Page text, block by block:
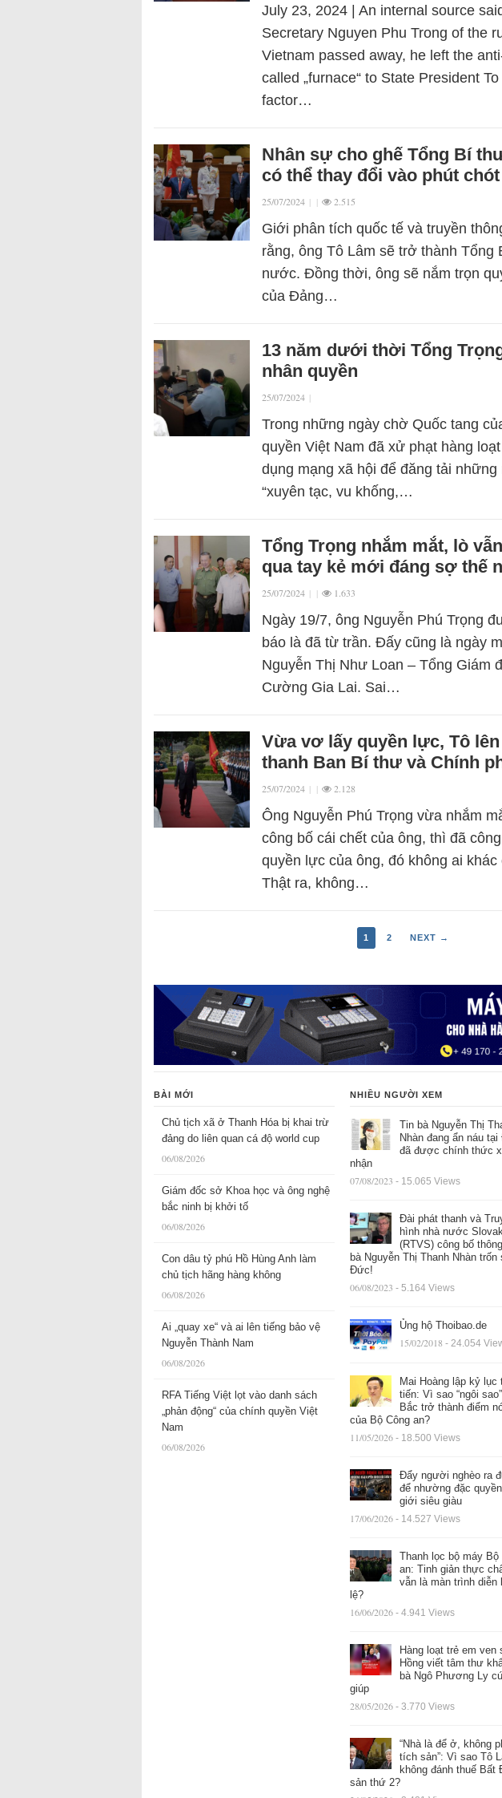
July 23, 2024 | An internal source
Secretary Nguyen Phu Trong of the
Vietnam passed away, he left the
called „furnace“ to State President
factor…
Nhân sự cho ghế Tổng Bí
có thể thay đổi vào phút chót
25/07/2024 | | 2.515
Giới phân tích quốc tế và truyền
rằng, ông Tô Lâm sẽ trở thành Tổng
nước. Đồng thời, ông sẽ nắm trọn
của Đảng…
13 năm dưới thời Tổng
nhân quyền
25/07/2024 |
Trong những ngày chờ Quốc tang
quyền Việt Nam đã xử phạt hàng
dụng mạng xã hội để đăng tải
“xuyên tạc, vu khống,…
Tổng Trọng nhắm mắt, lò
qua tay kẻ mới đáng sợ thế
25/07/2024 | | 1.633
Ngày 19/7, ông Nguyễn Phú Trọng
báo là đã từ trần. Đấy cũng là ngày
Nguyễn Thị Như Loan – Tổng Giám
Cường Gia Lai. Sai…
Vừa vơ lấy quyền lực, Tô
thanh Ban Bí thư và Chính
25/07/2024 | | 2.128
Ông Nguyễn Phú Trọng vừa nhắm
công bố cái chết của ông, thì đã
quyền lực của ông, đó không ai
Thật ra, không…
1 2 NEXT →
BÀI MỚI
Chủ tịch xã ở Thanh Hóa bị khai trừ
đảng do liên quan cá độ world cup
06/08/2026
Giám đốc sở Khoa học và ông nghệ
bắc ninh bị khởi tố
06/08/2026
Con dâu tỷ phú Hồ Hùng Anh làm
chủ tịch hãng hàng không
06/08/2026
Ai „quay xe“ và ai lên tiếng bảo vệ
Nguyễn Thành Nam
06/08/2026
RFA Tiếng Việt lọt vào danh sách
„phản động“ của chính quyền Việt
Nam
06/08/2026
NHIỀU NGƯỜI XEM
Tin bà Nguyễn Thị
Nhàn đang ẩn náu
đã được chính thức
nhận
07/08/2023 - 15.065 Views
Đài phát thanh và
hình nhà nước
(RTVS) công bố
bà Nguyễn Thị Thanh Nhàn trốn
Đức!
06/08/2023 - 5.164 Views
Ủng hộ Thoibao.de
15/02/2018 - 24.054
Mai Hoàng lập kỷ lục
tiến: Vì sao “ngôi
Bắc trở thành điểm
của Bộ Công an?
11/05/2026 - 18.500 Views
Đẩy người nghèo ra
để nhường đặc
giới siêu giàu
17/06/2026 - 14.527 Views
Thanh lọc bộ máy Bộ
an: Tinh giản thực
vẫn là màn trình diễn
lệ?
16/06/2026 - 4.941 Views
Hàng loạt trẻ em ven
Hồng viết tâm thư
bà Ngô Phương Ly
giúp
28/05/2026 - 3.770 Views
“Nhà là để ở, không
tích sản”: Vì sao Tô
không đánh thuế Bất
sản thứ 2?